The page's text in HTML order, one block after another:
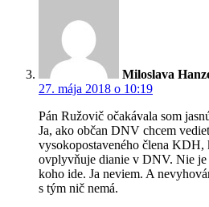
Miloslava
27. mája 2018 o 10:19
Pán Ružovič očakávala som
Ja, ako občan DNV chcem
vysokopostaveného člena KDH,
ovplyvňuje dianie v DNV. Nie je
koho ide. Ja neviem. A
s tým nič nemá.